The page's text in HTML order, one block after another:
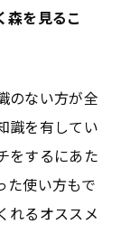
森を見るこ
のない方が全
識を有してい
をするにあた
た使い方もで
れるオススメ